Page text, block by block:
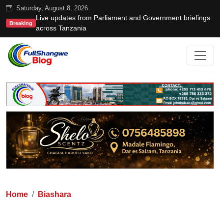
Saturday, August 8, 2026
Breaking
Live updates from Parliament and Government briefings
across Tanzania
Home Biashara